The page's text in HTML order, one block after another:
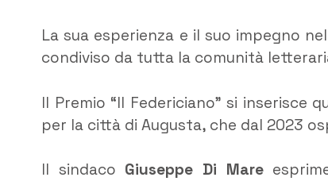
La sua esperienza e il suo impegno
condiviso da tutta la comunità
Il Premio “Il Federiciano” si
per la città di Augusta, che dal 2023
Il sindaco Giuseppe Di Mare